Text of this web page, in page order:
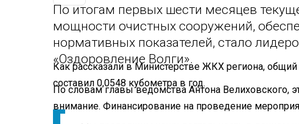
По итогам первых шести месяцев
мощности очистных сооружений,
нормативных показателей, стало
«Оздоровление Волги».
Как рассказали в Министерстве ЖКХ региона,
составил 0,0548 кубометра в год.
По словам главы ведомства Антона Велиховского,
внимание. Финансирование на проведение